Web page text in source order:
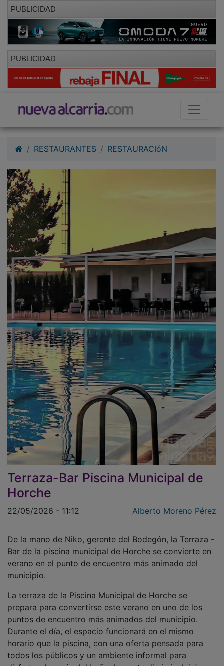
PUBLICIDAD
PUBLICIDAD
RESTAURANTES RESTAURACIóN
Terraza-Bar Piscina Municipal de
Horche
22/05/2026 - 11:12 Alberto Moreno Pérez
De la mano de Niko, gerente del Bodegón, la Terraza -
Bar de la piscina municipal de Horche se convierte en
verano en el punto de encuentro más animado del
municipio.
La terraza de la Piscina Municipal de Horche se
prepara para convertirse este verano en uno de los
puntos de encuentro más animados del municipio.
Durante el día, el espacio funcionará en el mismo
horario que la piscina, con una oferta pensada para
todos los públicos y un ambiente informal para